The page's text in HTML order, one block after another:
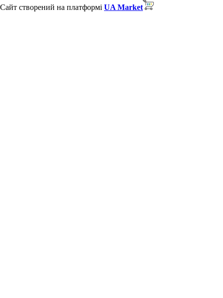
Сайт створений на платформі UA Market